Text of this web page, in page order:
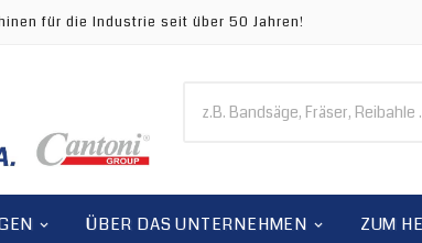
für die Industrie seit über 50 Jahren!
ÜBER DAS UNTERNEHMEN ZUM